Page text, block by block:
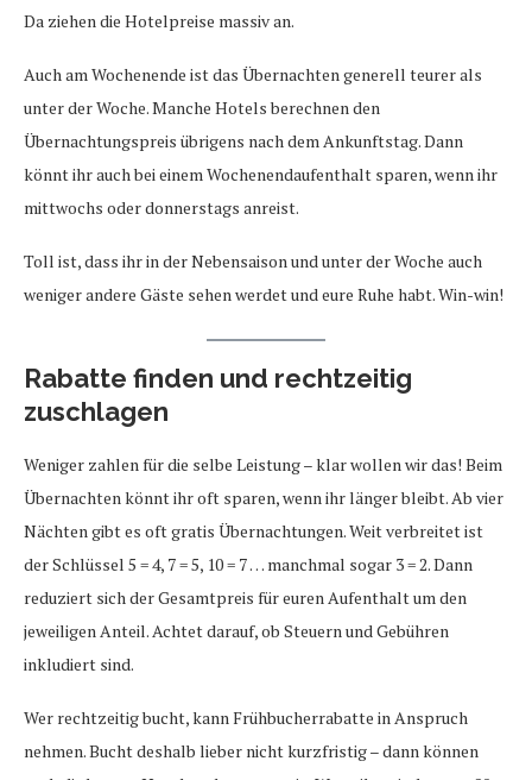
Da ziehen die Hotelpreise massiv an.
Auch am Wochenende ist das Übernachten generell teurer als
unter der Woche. Manche Hotels berechnen den
Übernachtungspreis übrigens nach dem Ankunftstag. Dann
könnt ihr auch bei einem Wochenendaufenthalt sparen, wenn ihr
mittwochs oder donnerstags anreist.
Toll ist, dass ihr in der Nebensaison und unter der Woche auch
weniger andere Gäste sehen werdet und eure Ruhe habt. Win-win!
Rabatte finden und rechtzeitig
zuschlagen
Weniger zahlen für die selbe Leistung – klar wollen wir das! Beim
Übernachten könnt ihr oft sparen, wenn ihr länger bleibt. Ab vier
Nächten gibt es oft gratis Übernachtungen. Weit verbreitet ist
der Schlüssel 5 = 4, 7 = 5, 10 = 7 … manchmal sogar 3 = 2. Dann
reduziert sich der Gesamtpreis für euren Aufenthalt um den
jeweiligen Anteil. Achtet darauf, ob Steuern und Gebühren
inkludiert sind.
Wer rechtzeitig bucht, kann Frühbucherrabatte in Anspruch
nehmen. Bucht deshalb lieber nicht kurzfristig – dann können